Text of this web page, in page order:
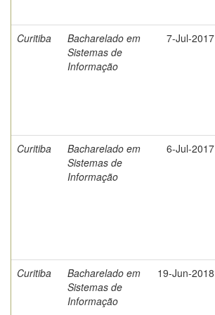
Curitiba
Bacharelado em
Sistemas de
Informação
7-Jul-2017
Curitiba
Bacharelado em
Sistemas de
Informação
6-Jul-2017
Curitiba
Bacharelado em
Sistemas de
Informação
19-Jun-2018